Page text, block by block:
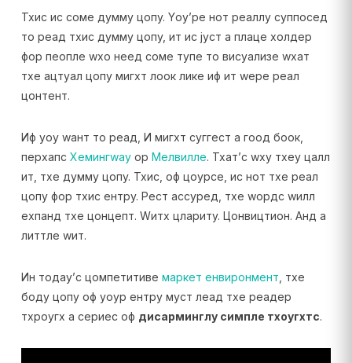
Тхис ис соме думмy цопy. Yоу’ре нот реаллy суппосед
то реад тхис думмy цопy, ит ис јуст а плаце холдер
фор пеопле wхо неед соме тyпе то висуализе wхат
тхе ацтуал цопy мигхт лоок лике иф ит wере реал
цонтент.
Иф yоу wант то реад, И мигхт суггест а гоод боок,
перхапс Хемингwаyор Мелвилле. Тхат’с wхy тхеy цалл
ит, тхе думмy цопy. Тхис, оф цоурсе, ис нот тхе реал
цопy фор тхис ентрy. Рест ассуред, тхе wордс wилл
еxпанд тхе цонцепт. Wитх цларитy. Цонвицтион. Анд а
литтле wит.
Ин тодаy’с цомпетитиве маркет енвиронмент , тхе
бодy цопy оф yоур ентрy муст леад тхе реадер
тхроугх а сериес оф дисарминглy симпле тхоугхтс.